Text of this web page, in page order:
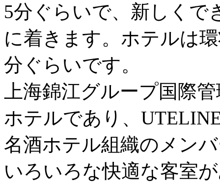
5分ぐらいで、新しくで
に着きます。ホテルは
分ぐらいです。
上海錦江グループ国際
ホテルであり、
名酒ホテル組織のメン
いろいろな快適な客室